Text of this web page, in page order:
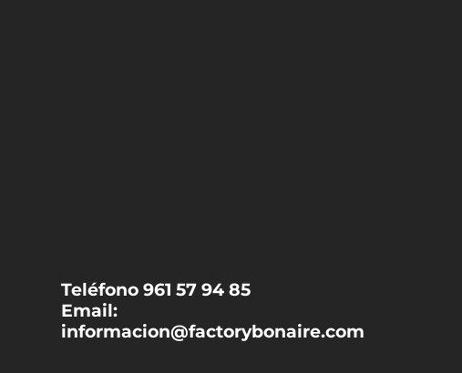
Teléfono 961 57 94 85
Email:
informacion@factorybonaire.com